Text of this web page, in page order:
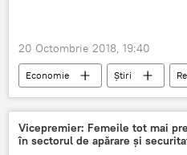
20 Octombrie 2018, 19:40
Economie Știri
Podcasturi
Podcasturi
Moldova
economie
expert
Vicepremier: Femeile tot mai
în sectorul de apărare și